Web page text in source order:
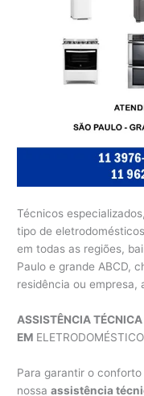
Técnicos
tipo de
em todas as regiões,
Paulo e grande ABCD,
residência ou empresa,
ASSISTÊNCIA
EM
Para garantir o
nossaassistência